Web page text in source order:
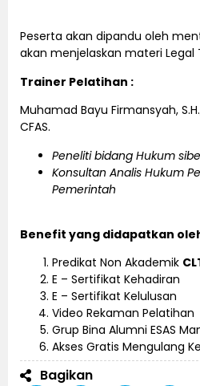
Peserta akan dipandu oleh
akan menjelaskan materi Legal
Trainer Pelatihan :
Muhamad Bayu Firmansyah, S.H.,
CFAS.
Peneliti bidang Hukum
Konsultan Analis Hukum
Pemerintah
Benefit yang didapatkan
Predikat Non Akademik
E – Sertifikat Kehadiran
E – Sertifikat Kelulusan
Video Rekaman Pelatihan
Grup Bina Alumni ESAS
Akses Gratis Mengulang
Bagikan